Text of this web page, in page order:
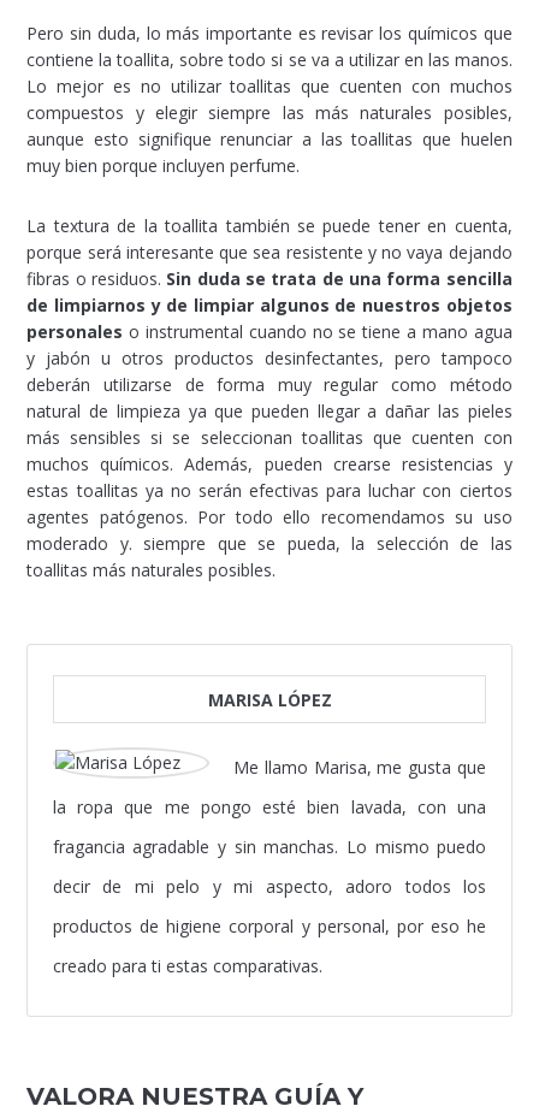
Pero sin duda, lo más importante es revisar los químicos que
contiene la toallita, sobre todo si se va a utilizar en las manos.
Lo mejor es no utilizar toallitas que cuenten con muchos
compuestos y elegir siempre las más naturales posibles,
aunque esto signifique renunciar a las toallitas que huelen
muy bien porque incluyen perfume.
La textura de la toallita también se puede tener en cuenta,
porque será interesante que sea resistente y no vaya dejando
fibras o residuos. Sin duda se trata de una forma sencilla
de limpiarnos y de limpiar algunos de nuestros objetos
personales o instrumental cuando no se tiene a mano agua
y jabón u otros productos desinfectantes, pero tampoco
deberán utilizarse de forma muy regular como método
natural de limpieza ya que pueden llegar a dañar las pieles
más sensibles si se seleccionan toallitas que cuenten con
muchos químicos. Además, pueden crearse resistencias y
estas toallitas ya no serán efectivas para luchar con ciertos
agentes patógenos. Por todo ello recomendamos su uso
moderado y. siempre que se pueda, la selección de las
toallitas más naturales posibles.
MARISA LÓPEZ
Me llamo Marisa, me gusta que
la ropa que me pongo esté bien lavada, con una
fragancia agradable y sin manchas. Lo mismo puedo
decir de mi pelo y mi aspecto, adoro todos los
productos de higiene corporal y personal, por eso he
creado para ti estas comparativas.
VALORA NUESTRA GUÍA Y